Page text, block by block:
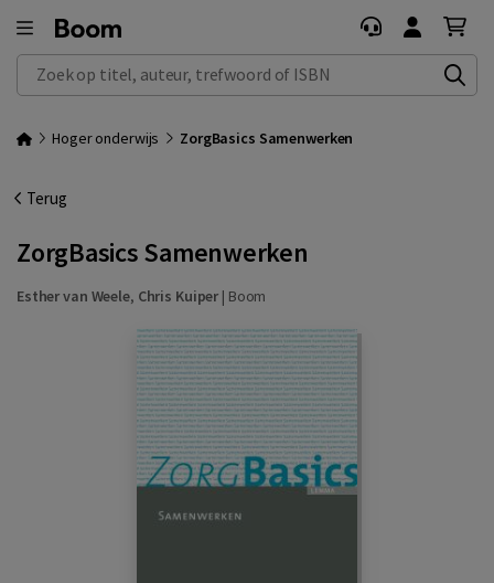
Zoek op titel, auteur, trefwoord of ISBN
Hoger onderwijs ZorgBasics Samenwerken
Terug
ZorgBasics Samenwerken
Esther van Weele, Chris Kuiper | Boom